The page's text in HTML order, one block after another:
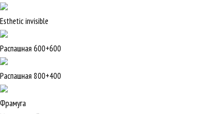
Esthetic invisible
Распашная 600+600
Распашная 800+400
Фрамуга